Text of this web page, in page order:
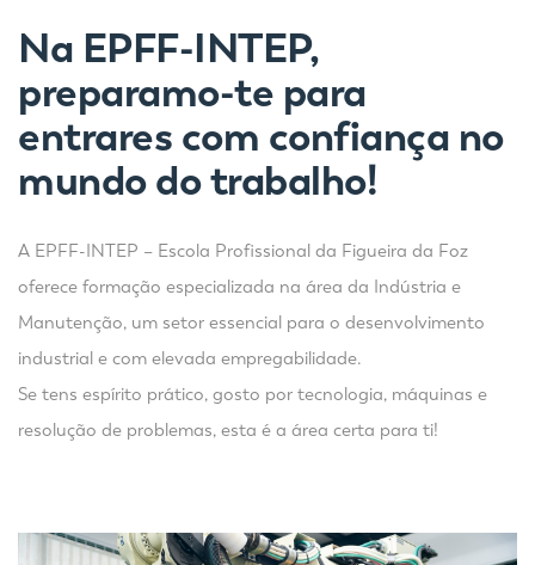
Na EPFF-INTEP,
preparamo-te para
entrares com confiança no
mundo do trabalho!
A EPFF-INTEP – Escola Profissional da Figueira da Foz
oferece formação especializada na área da Indústria e
Manutenção, um setor essencial para o desenvolvimento
industrial e com elevada empregabilidade.
Se tens espírito prático, gosto por tecnologia, máquinas e
resolução de problemas, esta é a área certa para ti!